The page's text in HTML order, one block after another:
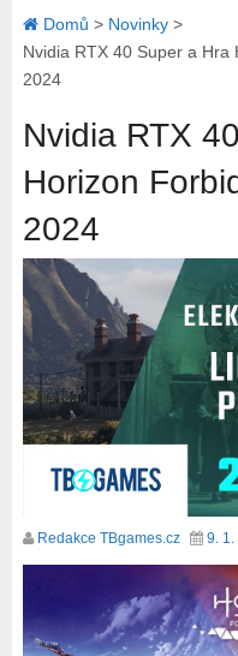
Domů > Novinky>
Nvidia RTX 40 Super a Hra
2024
Nvidia RTX
Horizon
2024
Redakce TBgames.cz 9. 1.